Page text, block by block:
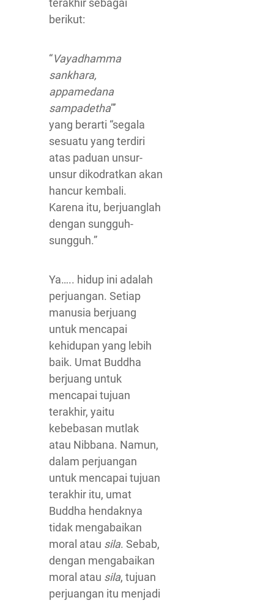
terakhir sebagai
berikut:
“Vayadhamma
sankhara,
appamedana
sampadetha”’
yang berarti “segala
sesuatu yang terdiri
atas paduan unsur-
unsur dikodratkan akan
hancur kembali.
Karena itu, berjuanglah
dengan sungguh-
sungguh.”
Ya….. hidup ini adalah
perjuangan. Setiap
manusia berjuang
untuk mencapai
kehidupan yang lebih
baik. Umat Buddha
berjuang untuk
mencapai tujuan
terakhir, yaitu
kebebasan mutlak
atau Nibbana. Namun,
dalam perjuangan
untuk mencapai tujuan
terakhir itu, umat
Buddha hendaknya
tidak mengabaikan
moral atau sila. Sebab,
dengan mengabaikan
moral atau sila, tujuan
perjuangan itu menjadi